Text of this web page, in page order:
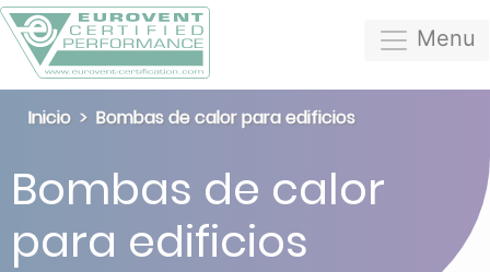
Menu
Inicio Bombas de calor para edificios
Bombas de calor
para edificios